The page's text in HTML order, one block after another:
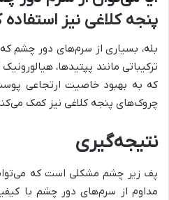
پنجه کلاغی نیز استفاده
بله، بسیاری از سرم‌های دور چشم
ترکیباتی مانند پپتیدها،
که به بهبود خاصیت ارتجاعی
چروک‌های پنجه کلاغی نیز کمک
نتیجه‌گیری
پف زیر چشم مشکلی است که
مداوم از سرم‌های دور چشم با